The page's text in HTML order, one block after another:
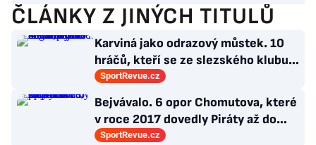
ČLÁNKY Z JINÝCH TITULŮ
Karviná jako odrazový můstek. 10
hráčů, kteří se ze slezského klubu
probili k lukrativnímu angažmá
SportRevue.cz
Bejvávalo. 6 opor Chomutova, které
v roce 2017 dovedly Piráty až do
semifinále play-off
SportRevue.cz